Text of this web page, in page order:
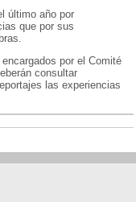
último año por
que por sus
por el Comité
consultar
las experiencias